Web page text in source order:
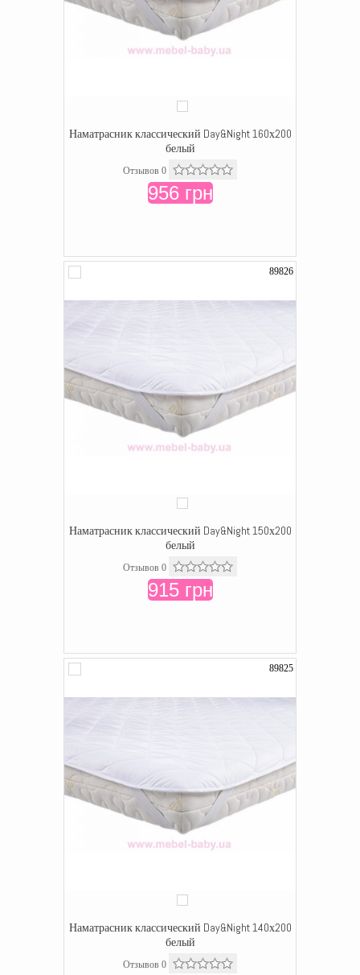
Наматрасник классический Day&Night 160х200
белый
Отзывов 0
956 грн
89826
Наматрасник классический Day&Night 150х200
белый
Отзывов 0
915 грн
89825
Наматрасник классический Day&Night 140х200
белый
Отзывов 0